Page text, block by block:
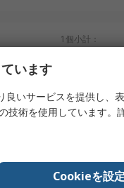
, 2ギャン
、
1個小計：
います
いサービスを提供し、
術を使用しています。
Cookieを設